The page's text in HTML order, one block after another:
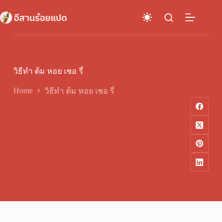
to
content
วิธีทำ ต้ม หอย เชอ รี่
Home วิธีทำ ต้ม หอย เชอ รี่